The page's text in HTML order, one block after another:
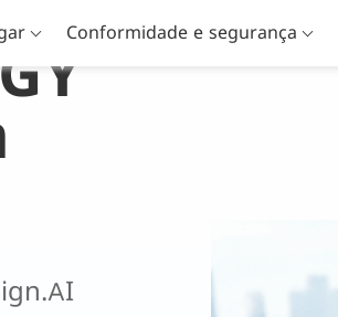
Conformidade e segurança